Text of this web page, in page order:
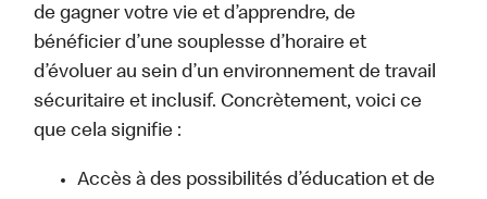
de gagner votre vie et d’apprendre, de
bénéficier d’une souplesse d’horaire et
d’évoluer au sein d’un environnement de travail
sécuritaire et inclusif. Concrètement, voici ce
que cela signifie :
Accès à des possibilités d’éducation et de